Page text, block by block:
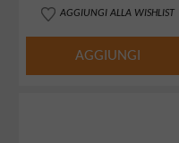
AGGIUNGI ALLA WISHLIST
AGGIUNGI